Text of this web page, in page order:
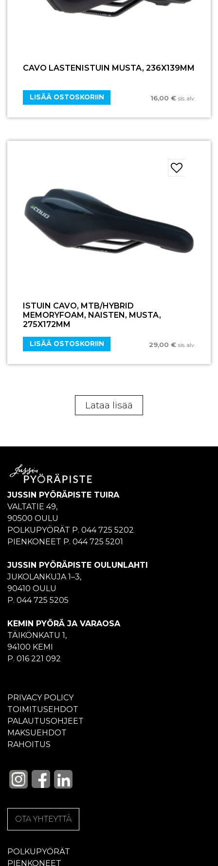
CAVO LASTENISTUIN MUSTA, 236X139MM
16,00 € sis. alv.
LISÄÄ OSTOSKORIIN
ISTUIN CAVO, MTB/HYBRID
MEMORYFOAM, NAISTEN, MUSTA,
275X172MM
29,00 € sis. alv.
LISÄÄ OSTOSKORIIN
Lataa lisää
JUSSIN PYÖRÄPISTE TUIRA
VALTATIE 49,
90500 OULU
POLKUPYÖRÄT P. 044 725 5202
PIENKONEET P. 044 725 5201
JUSSIN PYÖRÄPISTE OULUNLAHTI
JUKOLANKUJA 1–3,
90410 OULU
P. 044 725 5205
KEMIN PYÖRÄ JA VARAOSA
TÄIKÖNKATU 1,
94100 KEMI
P. 016 221 092
PRIVACY POLICY
TOIMITUSEHDOT
PALAUTUSOHJEET
MAKSUEHDOT
RAHOITUS
OTA YHTEYTTÄ
POLKUPYÖRÄT
PIENKONEET